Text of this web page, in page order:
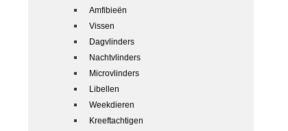
Amfibieën
Vissen
Dagvlinders
Nachtvlinders
Microvlinders
Libellen
Weekdieren
Kreeftachtigen